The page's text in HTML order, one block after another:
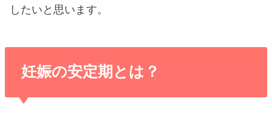
したいと思います。
妊娠の安定期とは？